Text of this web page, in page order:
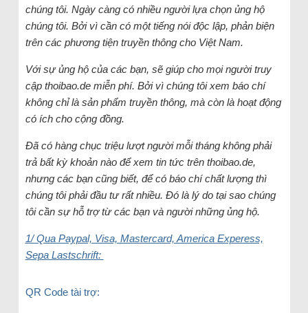
chúng tôi. Ngày càng có nhiều người lựa chọn ủng hộ
chúng tôi. Bởi vì cần có một tiếng nói độc lập, phản biện
trên các phương tiện truyền thông cho Việt Nam.
Với sự ủng hộ của các bạn, sẽ giúp cho mọi người truy
cập thoibao.de miễn phí. Bởi vì chúng tôi xem báo chí
không chỉ là sản phẩm truyền thông, mà còn là hoạt động
có ích cho cộng đồng.
Đã có hàng chục triệu lượt người mỗi tháng không phải
trả bất kỳ khoản nào để xem tin tức trên thoibao.de,
nhưng các bạn cũng biết, để có báo chí chất lượng thì
chúng tôi phải đầu tư rất nhiều. Đó là lý do tại sao chúng
tôi cần sự hỗ trợ từ các bạn và người những ủng hộ.
1/ Qua Paypal, Visa, Mastercard, America Experess,
Sepa Lastschrift:
QR Code tài trợ: